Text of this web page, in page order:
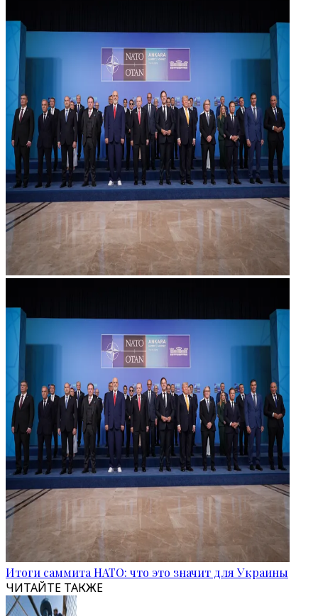
Итоги саммита НАТО: что это значит для Украины
ЧИТАЙТЕ ТАКЖЕ